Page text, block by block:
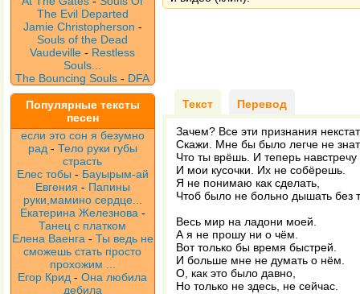
The Evil Departed
Jamie Christopherson -
Souls of the Dead
Vaudeville- Restless
Souls...
The Bouncing Souls - DFA
Популярные тексты
песен
если это сон я безумно
рад - Тело руки губы
страсть
Елес тобы - Бауырым-ай
Евгения - Папины
руки,мамино сердце...
Екатерина Железнова -
Танец с платком
Елена Ваенга - Ты ведь не
сможешь стать просто
прохожим ...
Егор Крид -Она любила
дебила
Текст Перевод
Зачем? Все эти признания
Скажи. Мне бы было легче не
Что ты врёшь. И теперь навстречу
И мои кусочки. Их не собёрешь.
Я не понимаю как сделать,
Чтоб было не больно дышать без
Весь мир на ладони моей.
А я не прошу ни о чём.
Вот только бы время быстрей.
И больше мне не думать о нём.
О, как это было давно,
Но только не здесь, не сейчас.